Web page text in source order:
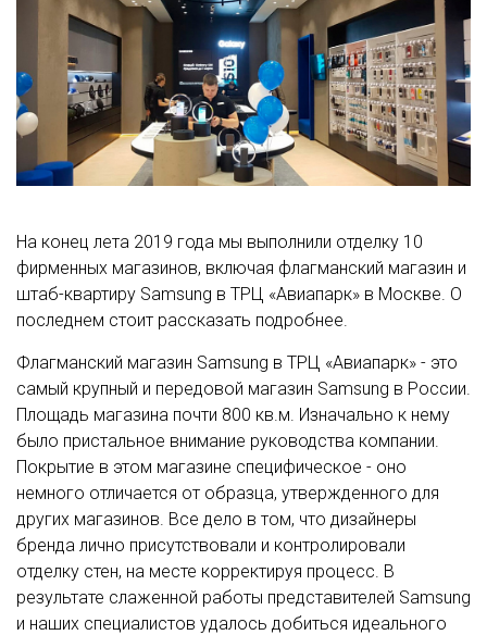
На конец лета 2019 года мы выполнили отделку 10
фирменных магазинов, включая флагманский магазин и
штаб-квартиру Samsung в ТРЦ «Авиапарк» в Москве. О
последнем стоит рассказать подробнее.
Флагманский магазин Samsung в ТРЦ «Авиапарк» - это
самый крупный и передовой магазин Samsung в России.
Площадь магазина почти 800 кв.м. Изначально к нему
было пристальное внимание руководства компании.
Покрытие в этом магазине специфическое - оно
немного отличается от образца, утвержденного для
других магазинов. Все дело в том, что дизайнеры
бренда лично присутствовали и контролировали
отделку стен, на месте корректируя процесс. В
результате слаженной работы представителей Samsung
и наших специалистов удалось добиться идеального